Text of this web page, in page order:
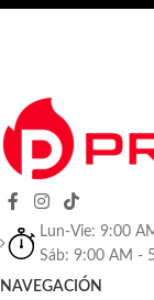
Lun-Vie: 9:00
Sáb: 9:00 AM -
NAVEGACIÓN